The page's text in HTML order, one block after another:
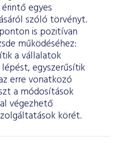
egyes
szóló törvényt.
is pozitívan
működéséhez:
a vállalatok
egyszerűsítik
erre vonatkozó
a módosítások
végezhető
körét.